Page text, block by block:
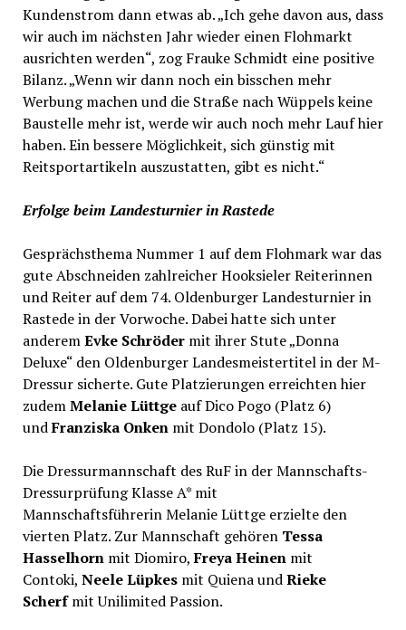
Kundenstrom dann etwas ab. „Ich gehe davon aus, dass
wir auch im nächsten Jahr wieder einen Flohmarkt
ausrichten werden“, zog Frauke Schmidt eine positive
Bilanz. „Wenn wir dann noch ein bisschen mehr
Werbung machen und die Straße nach Wüppels keine
Baustelle mehr ist, werde wir auch noch mehr Lauf hier
haben. Ein bessere Möglichkeit, sich günstig mit
Reitsportartikeln auszustatten, gibt es nicht.“
Erfolge beim Landesturnier in Rastede
Gesprächsthema Nummer 1 auf dem Flohmark war das
gute Abschneiden zahlreicher Hooksieler Reiterinnen
und Reiter auf dem 74. Oldenburger Landesturnier in
Rastede in der Vorwoche. Dabei hatte sich unter
anderemEvke Schröder mit ihrer Stute „Donna
Deluxe“ den Oldenburger Landesmeistertitel in der M-
Dressur sicherte. Gute Platzierungen erreichten hier
zudemMelanie Lüttge auf Dico Pogo (Platz 6)
undFranziska Onken mit Dondolo (Platz 15).
Die Dressurmannschaft des RuF in der Mannschafts-
Dressurprüfung Klasse A* mit
Mannschaftsführerin Melanie Lüttge erzielte den
vierten Platz. Zur Mannschaft gehören Tessa
Hasselhorn mit Diomiro,Freya Heinenmit
Contoki, Neele Lüpkes mit Quiena undRieke
Scherfmit Unilimited Passion.